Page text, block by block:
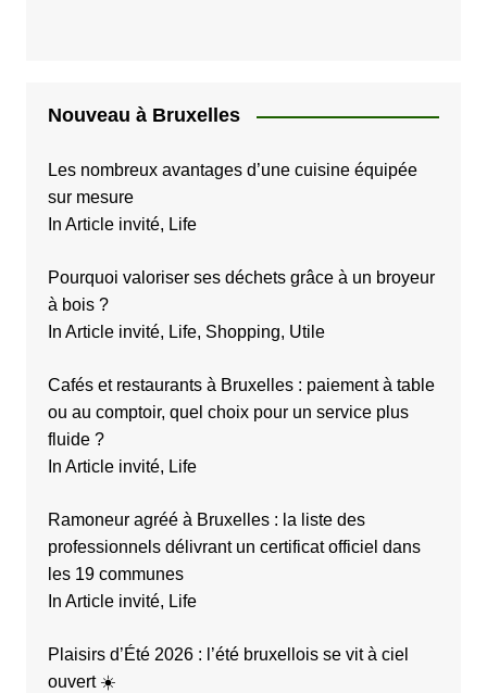
Nouveau à Bruxelles
Les nombreux avantages d’une cuisine équipée
sur mesure
In Article invité, Life
Pourquoi valoriser ses déchets grâce à un broyeur
à bois ?
In Article invité, Life, Shopping, Utile
Cafés et restaurants à Bruxelles : paiement à table
ou au comptoir, quel choix pour un service plus
fluide ?
In Article invité, Life
Ramoneur agréé à Bruxelles : la liste des
professionnels délivrant un certificat officiel dans
les 19 communes
In Article invité, Life
Plaisirs d’Été 2026 : l’été bruxellois se vit à ciel
ouvert ☀️